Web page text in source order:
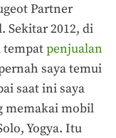
Partner
Sekitar 2012, di
penjualan
saya temui
saat ini saya
memakai mobil
Yogya. Itu